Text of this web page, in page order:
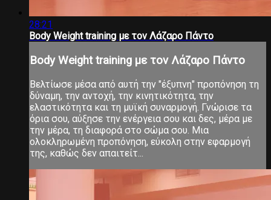
28:21
Body Weight training με τον Λάζαρο Πάντο
Body Weight training με τον Λάζαρο Πάντο
Βελτίωσε μέσα από αυτή την "έξυπνη" προπόνηση τη
δύναμη, την αντοχή, την κινητικότητα, την
ελαστικότητα και τη μυϊκή συναρμογή. Γνώρισε τα
όρια σου, αύξησε την ενέργεια σου και δες, μέρα με
την μέρα, τη διαφορά στο σώμα σου. Μια
ολοκληρωμένη προπόνηση, εύκολη στην εφαρμογή
της, καθώς δεν απαιτείτ...